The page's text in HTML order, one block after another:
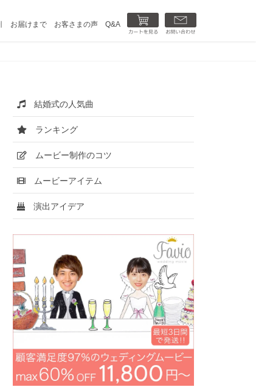
お届けまで お客さまの声 Q&A カートを見る
結婚式の人気曲
ランキング
ムービー制作のコツ
ムービーアイテム
演出アイデア